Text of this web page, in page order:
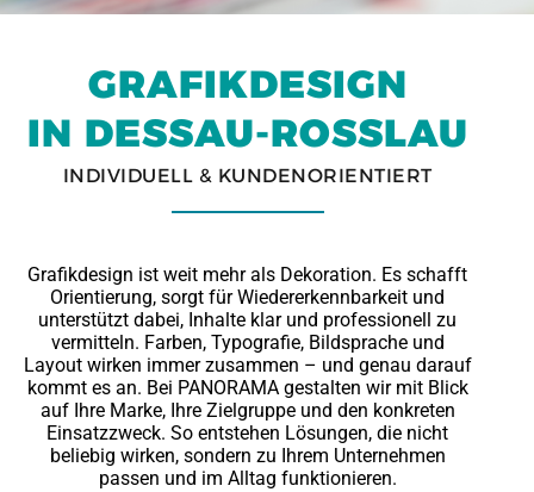
GRAFIKDESIGN
IN DESSAU-ROSSLAU
INDIVIDUELL & KUNDENORIENTIERT
Grafikdesign ist weit mehr als Dekoration. Es schafft
Orientierung, sorgt für Wiedererkennbarkeit und
unterstützt dabei, Inhalte klar und professionell zu
vermitteln. Farben, Typografie, Bildsprache und
Layout wirken immer zusammen – und genau darauf
kommt es an. Bei PANORAMA gestalten wir mit Blick
auf Ihre Marke, Ihre Zielgruppe und den konkreten
Einsatzzweck. So entstehen Lösungen, die nicht
beliebig wirken, sondern zu Ihrem Unternehmen
passen und im Alltag funktionieren.